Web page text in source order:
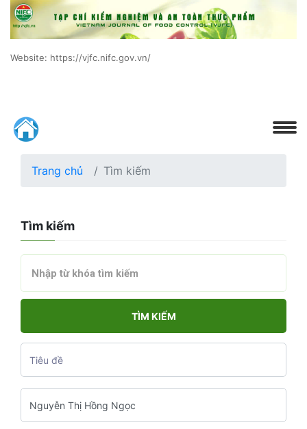
Website: https://vjfc.nifc.gov.vn/
Trang chủ Tìm kiếm
Tìm kiếm
TÌM KIẾM